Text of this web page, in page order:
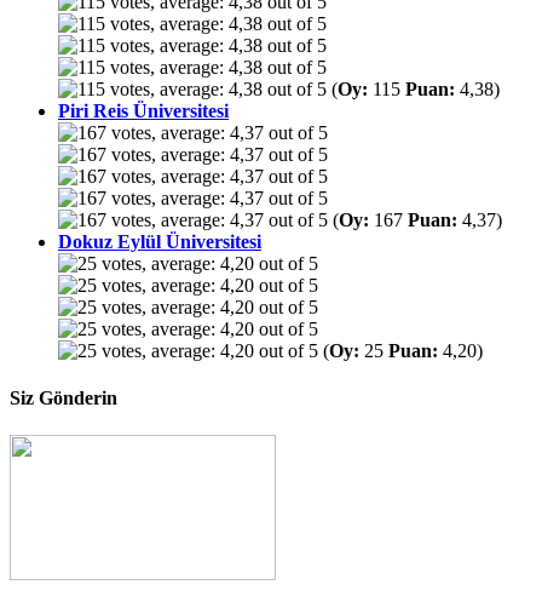
(Oy: 115 Puan: 4,38)
Piri Reis Üniversitesi
(Oy: 167 Puan: 4,37)
Dokuz Eylül Üniversitesi
(Oy: 25 Puan: 4,20)
Siz Gönderin